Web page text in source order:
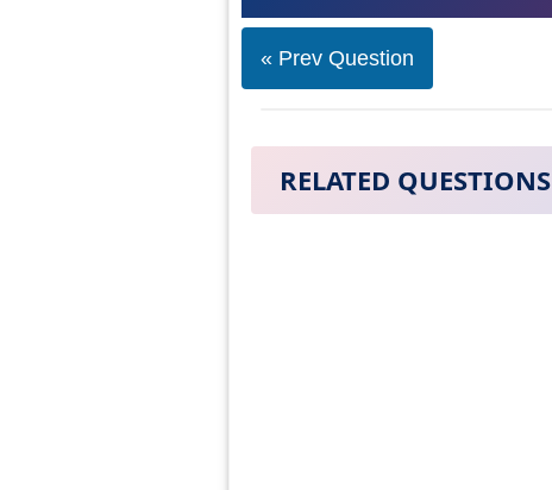
« Prev Question
RELATED QUESTIONS